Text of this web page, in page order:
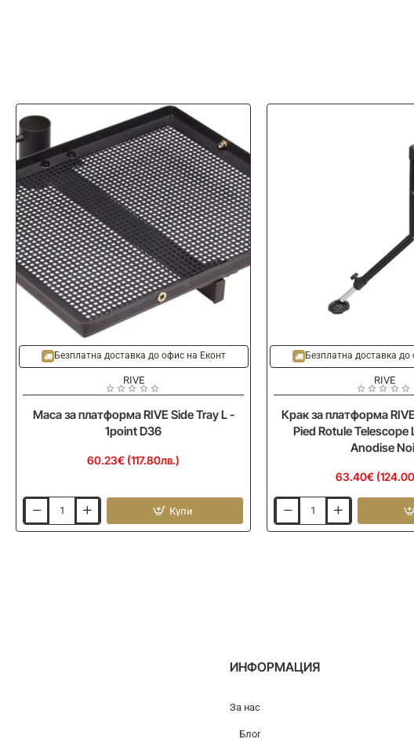
Безплатна доставка до офис на Еконт
RIVE
Маса за платформа RIVE Side Tray L -
1point D36
60.23€ (117.80лв.)
за
Купи
Безплатна доставка до
RIVE
Крак за платформа
Pied Rotule
Anodise
63.40€
за
Noir
ИНФОРМАЦИЯ
За нас
Блог